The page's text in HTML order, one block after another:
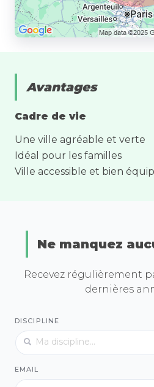
Avantages
Cadre de vie
Une ville agréable et verte
Idéal pour les familles
Ville accessible et bien
Ne manquez
Recevez régulièrement
dernières
DISCIPLINE
EMAIL